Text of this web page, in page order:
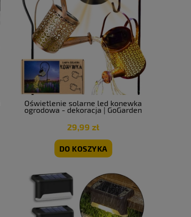
Oświetlenie solarne led konewka
ogrodowa - dekoracja | GoGarden
29,99 zł
DO KOSZYKA